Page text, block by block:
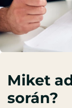
Miket
során?